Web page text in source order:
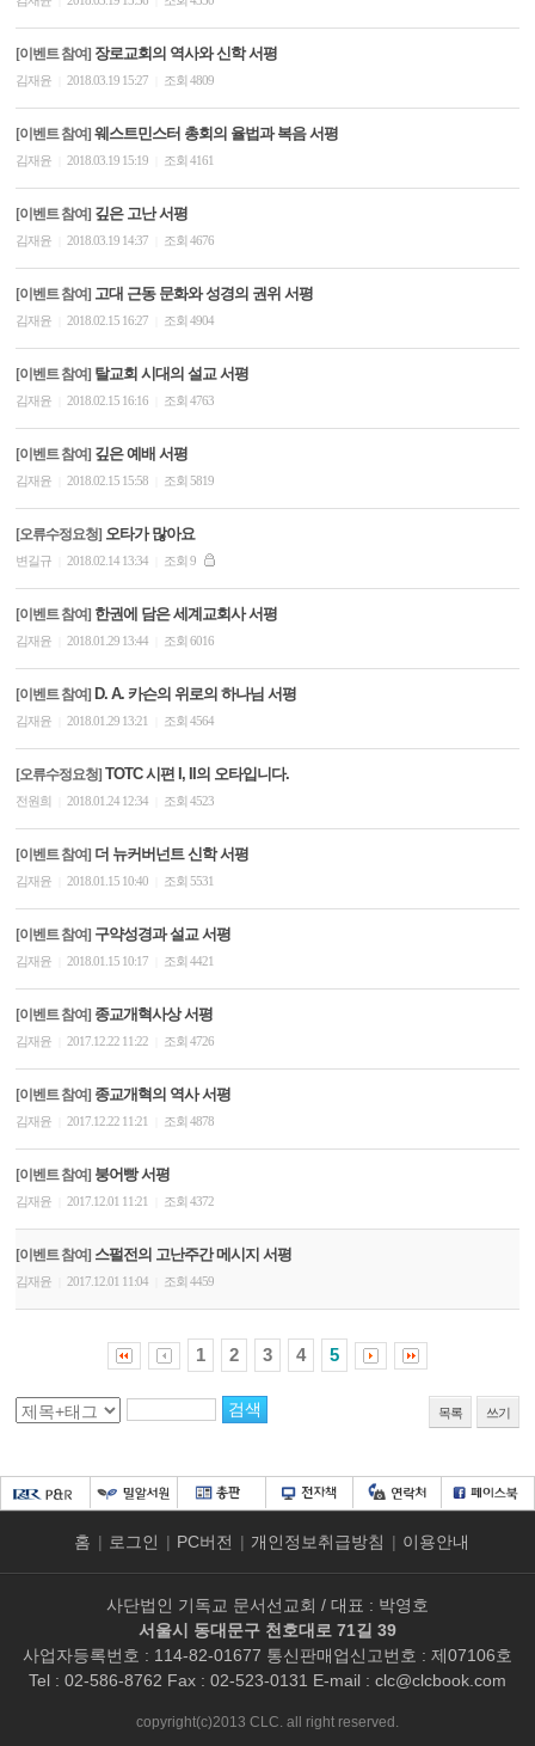
[이벤트 참여] 장로교회의 역사와 신학 서평
김재윤 2018.03.19 15:27 조회 4809
[이벤트 참여] 웨스트민스터 총회의 율법과 복음 서평
김재윤 2018.03.19 15:19 조회 4161
[이벤트 참여] 깊은 고난 서평
김재윤 2018.03.19 14:37 조회 4676
[이벤트 참여] 고대 근동 문화와 성경의 권위 서평
김재윤 2018.02.15 16:27 조회 4904
[이벤트 참여] 탈교회 시대의 설교 서평
김재윤 2018.02.15 16:16 조회 4763
[이벤트 참여] 깊은 예배 서평
김재윤 2018.02.15 15:58 조회 5819
[오류수정요청] 오타가 많아요
변길규 2018.02.14 13:34 조회 9
[이벤트 참여] 한권에 담은 세계교회사 서평
김재윤 2018.01.29 13:44 조회 6016
[이벤트 참여] D. A. 카슨의 위로의 하나님 서평
김재윤 2018.01.29 13:21 조회 4564
[오류수정요청] TOTC 시편 I, II의 오타입니다.
전원희 2018.01.24 12:34 조회 4523
[이벤트 참여] 더 뉴커버넌트 신학 서평
김재윤 2018.01.15 10:40 조회 5531
[이벤트 참여] 구약성경과 설교 서평
김재윤 2018.01.15 10:17 조회 4421
[이벤트 참여] 종교개혁사상 서평
김재윤 2017.12.22 11:22 조회 4726
[이벤트 참여] 종교개혁의 역사 서평
김재윤 2017.12.22 11:21 조회 4878
[이벤트 참여] 붕어빵 서평
김재윤 2017.12.01 11:21 조회 4372
[이벤트 참여] 스펄전의 고난주간 메시지 서평
김재윤 2017.12.01 11:04 조회 4459
1 2 3 4 5
목록 쓰기
홈 | 로그인 | PC버전 | 개인정보취급방침 | 이용안내
사단법인 기독교 문서선교회 / 대표 : 박영호
서울시 동대문구 천호대로 71길 39
사업자등록번호 : 114-82-01677 통신판매업신고번호 : 제07106호
Tel : 02-586-8762 Fax : 02-523-0131 E-mail : clc@clcbook.com
copyright(c)2013 CLC. all right reserved.